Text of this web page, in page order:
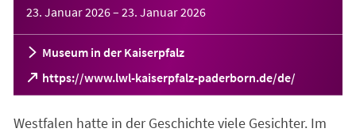
23. Januar 2026– 23. Januar 2026
Museum in der Kaiserpfalz
https://www.lwl-kaiserpfalz-paderborn.de/de/
(Öffnet
in
neuen
Westfalen hatte in der Geschichte viele Gesichter. Im